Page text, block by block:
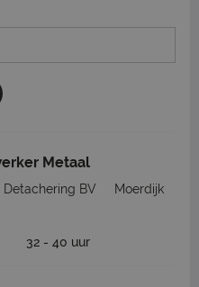
Metaal
Detachering BV
Moerdijk
32 - 40 uur